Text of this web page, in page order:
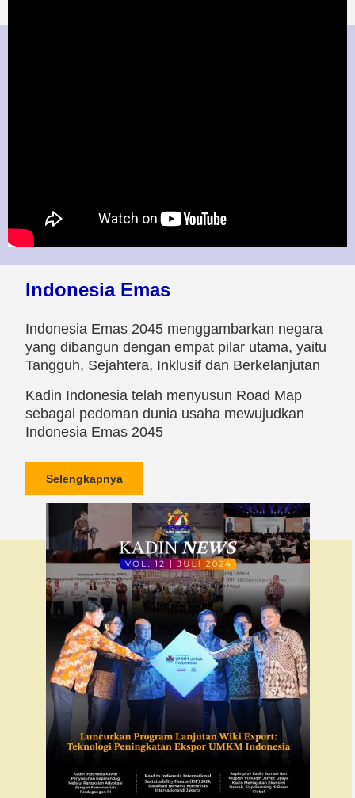
Indonesia Emas
Indonesia Emas 2045 menggambarkan negara
yang dibangun dengan empat pilar utama, yaitu
Tangguh, Sejahtera, Inklusif dan Berkelanjutan
Kadin Indonesia telah menyusun Road Map
sebagai pedoman dunia usaha mewujudkan
Indonesia Emas 2045
Selengkapnya